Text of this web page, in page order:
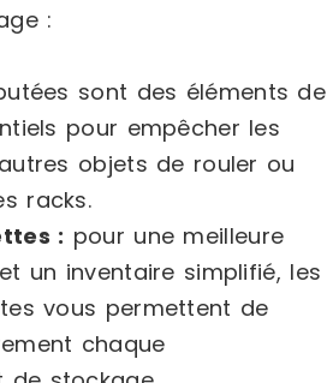
:
sont des éléments de
pour empêcher les
objets de rouler ou
racks.
: pour une meilleure
un inventaire simplifié, les
vous permettent de
chaque